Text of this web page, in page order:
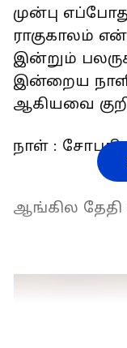
முன்பு
ராகுகாலம்
இன்றும்
இன்றைய
ஆகியவை
நாள் :
ஆங்கில தேதி :